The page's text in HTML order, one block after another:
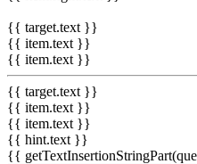
{{ target.text }}
{{ item.text }}
{{ item.text }}
{{ target.text }}
{{ item.text }}
{{ item.text }}
{{ hint.text }}
{{